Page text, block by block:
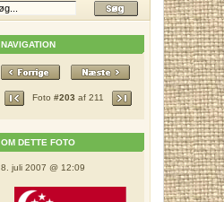
NAVIGATION
Foto #203 af 211
OM DETTE FOTO
8. juli 2007 @ 12:09